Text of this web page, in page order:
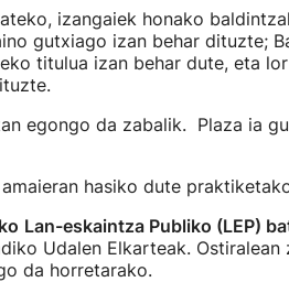
izangaiek honako
gutxiago izan behar dituzte;
titulua izan behar dute, eta
egongo da zabalik. Plaza ia
hasiko dute
Lan-eskaintza Publiko (LEP)
Udalen Elkarteak. Ostiralean
da horretarako.